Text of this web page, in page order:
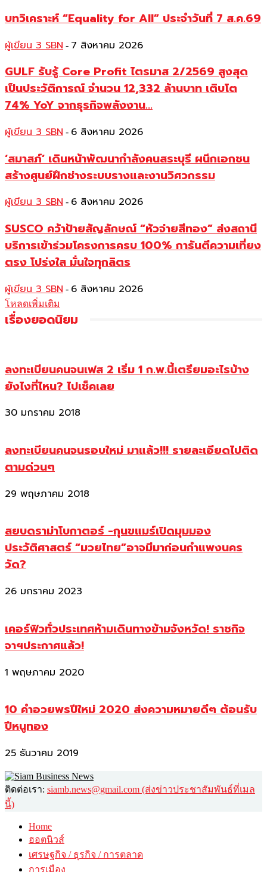
บทวิเคราะห์ “Equality for All” ประจำวันที่ 7 ส.ค.69
ผู้เขียน 3 SBN - 7 สิงหาคม 2026
GULF รับรู้ Core Profit ไตรมาส 2/2569 สูงสุด
เป็นประวัติการณ์ จำนวน 12,332 ล้านบาท เติบโต
74% YoY จากธุรกิจพลังงาน...
ผู้เขียน 3 SBN - 6 สิงหาคม 2026
‘สมาสภ์’ เดินหน้าพัฒนากำลังคนสระบุรี ผนึกเอกชน
สร้างศูนย์ฝึกช่างระบบรางและงานวิศวกรรม
ผู้เขียน 3 SBN - 6 สิงหาคม 2026
SUSCO คว้าป้ายสัญลักษณ์ “หัวจ่ายสีทอง” ส่งสถานี
บริการเข้าร่วมโครงการครบ 100% การันตีความเที่ยง
ตรง โปร่งใส มั่นใจทุกลิตร
ผู้เขียน 3 SBN - 6 สิงหาคม 2026
โหลดเพิ่มเติม
เรื่องยอดนิยม
ลงทะเบียนคนจนเฟส 2 เริ่ม 1 ก.พ.นี้เตรียมอะไรบ้าง
ยังไงที่ไหน? ไปเช็คเลย
30 มกราคม 2018
ลงทะเบียนคนจนรอบใหม่ มาแล้ว!!! รายละเอียดไปติด
ตามด่วนๆ
29 พฤษภาคม 2018
สยบดราม่าโบกาตอร์ -กุนขแมร์เปิดมุมมอง
ประวัติศาสตร์ “มวยไทย”อาจมีมาก่อนกำแพงนคร
วัด?
26 มกราคม 2023
เคอร์ฟิวทั่วประเทศห้ามเดินทางข้ามจังหวัด! ราชกิจ
จาฯประกาศแล้ว!
1 พฤษภาคม 2020
10 คำอวยพรปีใหม่ 2020 ส่งความหมายดีๆ ต้อนรับ
ปีหนูทอง
25 ธันวาคม 2019
ติดต่อเรา: siamb.news@gmail.com (ส่งข่าวประชาสัมพันธ์ที่เมล
นี้)
Home
ฮอตนิวส์
เศรษฐกิจ / ธุรกิจ / การตลาด
การเมือง